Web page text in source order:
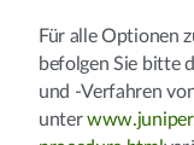
Für alle Optionen
befolgen Sie bitte
und -Verfahren
unter